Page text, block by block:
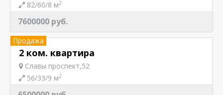
82/60/8 м2
7600000 руб.
Продажа
2 ком. квартира
Славы проспект,52
56/33/9 м2